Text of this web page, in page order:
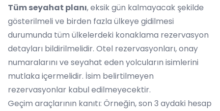
Tüm seyahat planı, eksik gün kalmayacak şekilde
gösterilmeli ve birden fazla ülkeye gidilmesi
durumunda tüm ülkelerdeki konaklama rezervasyon
detayları bildirilmelidir. Otel rezervasyonları, onay
numaralarını ve seyahat eden yolcuların isimlerini
mutlaka içermelidir. İsim belirtilmeyen
rezervasyonlar kabul edilmeyecektir.
Geçim araçlarının kanıtı: Örneğin, son 3 aydaki hesap